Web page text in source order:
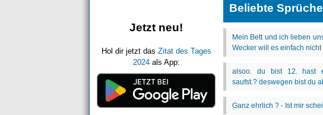
Jetzt neu!
Hol dir jetzt das Zitat des Tages
2024als App:
Beliebte Sprüche